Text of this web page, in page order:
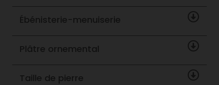
Ébénisterie-menuiserie
Plâtre ornemental
Taille de pierre